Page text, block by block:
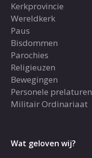
Kerkprovincie
Wereldkerk
Paus
Bisdommen
Parochies
Religieuzen
Bewegingen
Personele prelaturen
Militair Ordinariaat
Wat geloven wij?